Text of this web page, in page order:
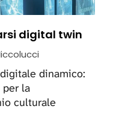
digital twin
dinamico:
per la
culturale